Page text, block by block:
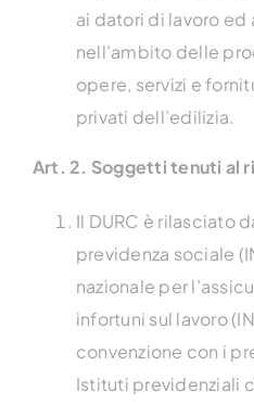
ai datori di lavoro ed
nell’ambito delle
opere, servizi e
privati dell’edilizia.
Art. 2. Soggetti tenuti al
Il DURC è rilasciato
previdenza sociale
nazionale per
infortuni sul lavoro
convenzione con i
Istituti previdenziali